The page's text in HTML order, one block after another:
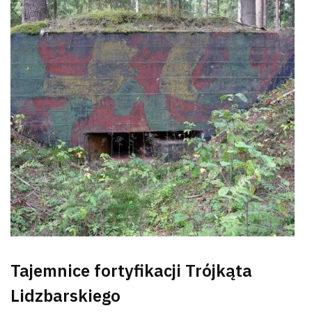
Tajemnice fortyfikacji Trójkąta
Lidzbarskiego